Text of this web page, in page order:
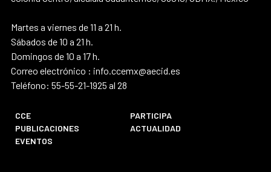
Martes a viernes de 11 a 21 h.
Sábados de 10 a 21 h.
Domingos de 10 a 17 h.
Correo electrónico : info.ccemx@aecid.es
Teléfono: 55-55-21-1925 al 28
CCE
PARTICIPA
PUBLICACIONES
ACTUALIDAD
EVENTOS